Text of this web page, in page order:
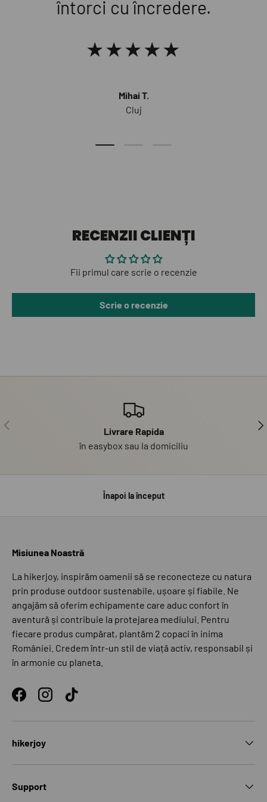
întorci cu încredere.
★★★★★
Mihai T.
Cluj
RECENZII CLIENȚI
Fii primul care scrie o recenzie
Scrie o recenzie
PRECEDENT
Livrare Rapida
în easybox sau la domiciliu
Înapoi la început
Misiunea Noastră
La hikerjoy, inspirăm oamenii să se reconecteze cu natura
prin produse outdoor sustenabile, ușoare și fiabile. Ne
angajăm să oferim echipamente care aduc confort în
aventură și contribuie la protejarea mediului. Pentru
fiecare produs cumpărat, plantăm 2 copaci în inima
României. Credem într-un stil de viață activ, responsabil și
în armonie cu planeta.
FacebookInstagramTikTok
hikerjoy
Support